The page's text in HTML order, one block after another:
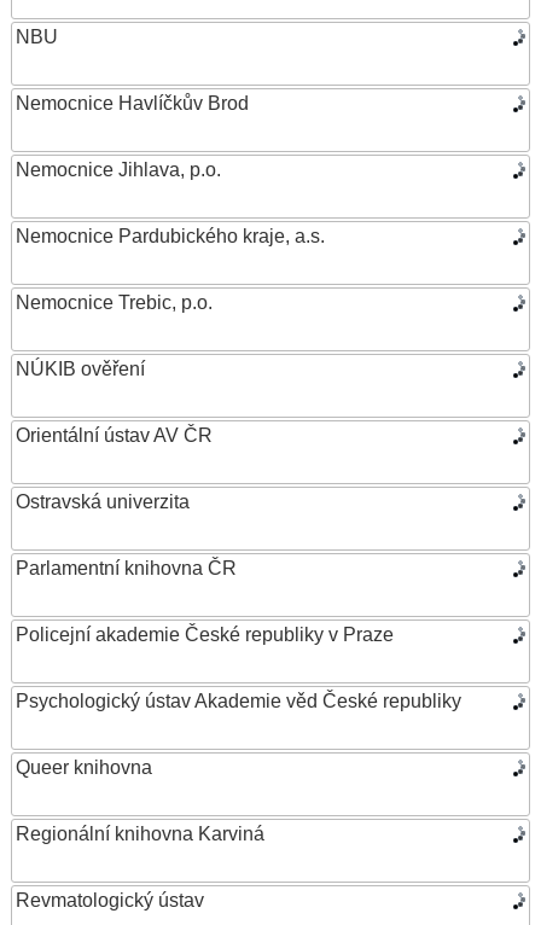
NBU
Nemocnice Havlíčkův Brod
Nemocnice Jihlava, p.o.
Nemocnice Pardubického kraje, a.s.
Nemocnice Trebic, p.o.
NÚKIB ověření
Orientální ústav AV ČR
Ostravská univerzita
Parlamentní knihovna ČR
Policejní akademie České republiky v Praze
Psychologický ústav Akademie věd České republiky
Queer knihovna
Regionální knihovna Karviná
Revmatologický ústav